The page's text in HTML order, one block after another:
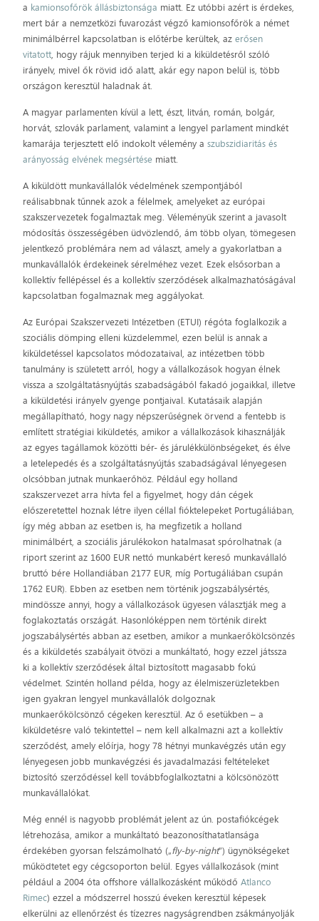
a kamionsofőrök állásbiztonsága miatt. Ez utóbbi azért is érdekes,
mert bár a nemzetközi fuvarozást végző kamionsofőrök a német
minimálbérrel kapcsolatban is előtérbe kerültek, azerősen
vitatott, hogy rájuk mennyiben terjed ki a kiküldetésről szóló
irányelv, mivel ők rövid idő alatt, akár egy napon belül is, több
országon keresztül haladnak át.
A magyar parlamenten kívül a lett, észt, litván, román, bolgár,
horvát, szlovák parlament, valamint a lengyel parlament mindkét
kamarája terjesztett elő indokolt vélemény aszubszidiaritás és
arányosság elvének megsértése miatt.
A kiküldött munkavállalók védelmének szempontjából
reálisabbnak tűnnek azok a félelmek, amelyeket az európai
szakszervezetek fogalmaztak meg. Véleményük szerint a javasolt
módosítás összességében üdvözlendő, ám több olyan, tömegesen
jelentkező problémára nem ad választ, amely a gyakorlatban a
munkavállalók érdekeinek sérelméhez vezet. Ezek elsősorban a
kollektív fellépéssel és a kollektív szerződések alkalmazhatóságával
kapcsolatban fogalmaznak meg aggályokat.
Az Európai Szakszervezeti Intézetben (ETUI) régóta foglalkozik a
szociális dömping elleni küzdelemmel, ezen belül is annak a
kiküldetéssel kapcsolatos módozataival, az intézetben több
tanulmány is született arról, hogy a vállalkozások hogyan élnek
vissza a szolgáltatásnyújtás szabadságából fakadó jogaikkal, illetve
a kiküldetési irányelv gyenge pontjaival. Kutatásaik alapján
megállapítható, hogy nagy népszerűségnek örvend a fentebb is
említett stratégiai kiküldetés, amikor a vállalkozások kihasználják
az egyes tagállamok közötti bér- és járulékkülönbségeket, és élve
a letelepedés és a szolgáltatásnyújtás szabadságával lényegesen
olcsóbban jutnak munkaerőhöz. Például egy holland
szakszervezet arra hívta fel a figyelmet, hogy dán cégek
előszeretettel hoznak létre ilyen céllal fióktelepeket Portugáliában,
így még abban az esetben is, ha megfizetik a holland
minimálbért, a szociális járulékokon hatalmasat spórolhatnak (a
riport szerint az 1600 EUR nettó munkabért kereső munkavállaló
bruttó bére Hollandiában 2177 EUR, míg Portugáliában csupán
1762 EUR). Ebben az esetben nem történik jogszabálysértés,
mindössze annyi, hogy a vállalkozások ügyesen választják meg a
foglakoztatás országát. Hasonlóképpen nem történik direkt
jogszabálysértés abban az esetben, amikor a munkaerőkölcsönzés
és a kiküldetés szabályait ötvözi a munkáltató, hogy ezzel játssza
ki a kollektív szerződések által biztosított magasabb fokú
védelmet. Szintén holland példa, hogy az élelmiszerüzletekben
igen gyakran lengyel munkavállalók dolgoznak
munkaerőkölcsönző cégeken keresztül. Az ő esetükben – a
kiküldetésre való tekintettel – nem kell alkalmazni azt a kollektív
szerződést, amely előírja, hogy 78 hétnyi munkavégzés után egy
lényegesen jobb munkavégzési és javadalmazási feltételeket
biztosító szerződéssel kell továbbfoglalkoztatni a kölcsönözött
munkavállalókat.
Még ennél is nagyobb problémát jelent az ún. postafiókcégek
létrehozása, amikor a munkáltató beazonosíthatatlansága
érdekében gyorsan felszámolható („fly-by-night”) ügynökségeket
működtetet egy cégcsoporton belül. Egyes vállalkozások (mint
például a 2004 óta offshore vállalkozásként működőAtlanco
Rimec) ezzel a módszerrel hosszú éveken keresztül képesek
elkerülni az ellenőrzést és tízezres nagyságrendben zsákmányolják